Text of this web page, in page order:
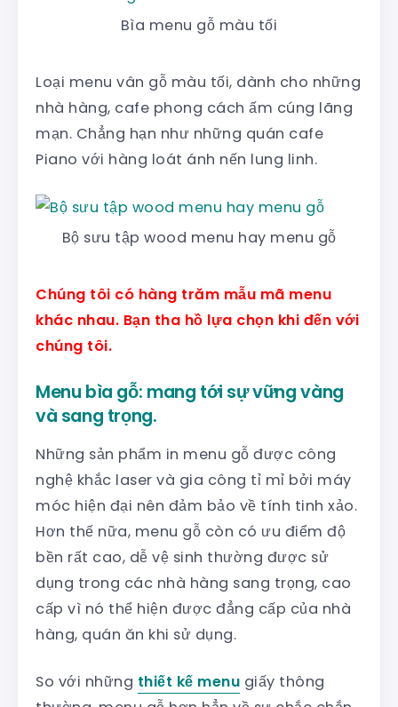
Bìa menu gỗ màu tối
Loại menu vân gỗ màu tối, dành cho những
nhà hàng, cafe phong cách ấm cúng lãng
mạn. Chẳng hạn như những quán cafe
Piano với hàng loát ánh nến lung linh.
Bộ sưu tập wood menu hay menu gỗ
Chúng tôi có hàng trăm mẫu mã menu
khác nhau. Bạn tha hồ lựa chọn khi đến với
chúng tôi.
Menu bìa gỗ: mang tới sự vững vàng
và sang trọng.
Những sản phẩm in menu gỗ được công
nghệ khắc laser và gia công tỉ mỉ bởi máy
móc hiện đại nên đảm bảo về tính tinh xảo.
Hơn thế nữa, menu gỗ còn có ưu điểm độ
bền rất cao, dễ vệ sinh thường được sử
dụng trong các nhà hàng sang trọng, cao
cấp vì nó thể hiện được đẳng cấp của nhà
hàng, quán ăn khi sử dụng.
So với những thiết kế menu giấy thông